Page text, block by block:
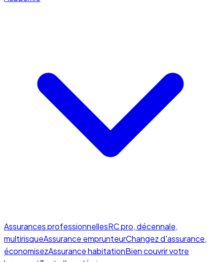
Assurances professionnellesRC pro, décennale,
multirisqueAssurance emprunteurChangez d'assurance,
économisezAssurance habitationBien couvrir votre